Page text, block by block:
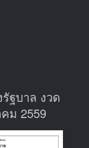
ฐบาล งวด
ม 2559